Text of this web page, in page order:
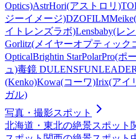
Optics)AstrHori(アストロリ)
ジーイメージ)DZOFILM
イトレンズラボ)Lensbaby(レ
Gorlitz(メイヤーオプティック
OpticalBrightin StarPolarPro(ポ
ュ)毒鏡 DULENS
(Kenko)Kowa(コーワ)Irix(アイ
ガル)
写真・撮影スポット
北海道・東北の絶景スポット